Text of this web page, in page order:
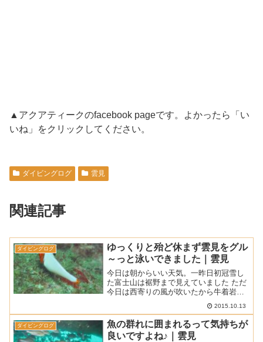
▲アクアティークのfacebook pageです。よかったら「い
いね」をクリックしてください。
ダイビングログ 雲見
関連記事
ダイビングログ
ゆっくりと殆ど休まず雲見をグル
～っと泳いできました｜雲見
今日は朝からいい天気。一昨日初冠雪し
た富士山は裾野まで見えていました ただ
今日は西寄りの風が吹いたから牛着岩の
沖には白波が立っていました。 でも風波
だから潜ってしまえば問題なしでした
よ。 ■ 天気 ： 晴れ ■ 気温 ： 23℃ ■ 水
温 ...
2015.10.13
ダイビングログ
魚の群れに囲まれるって気持ちが
良いですよね♪｜雲見